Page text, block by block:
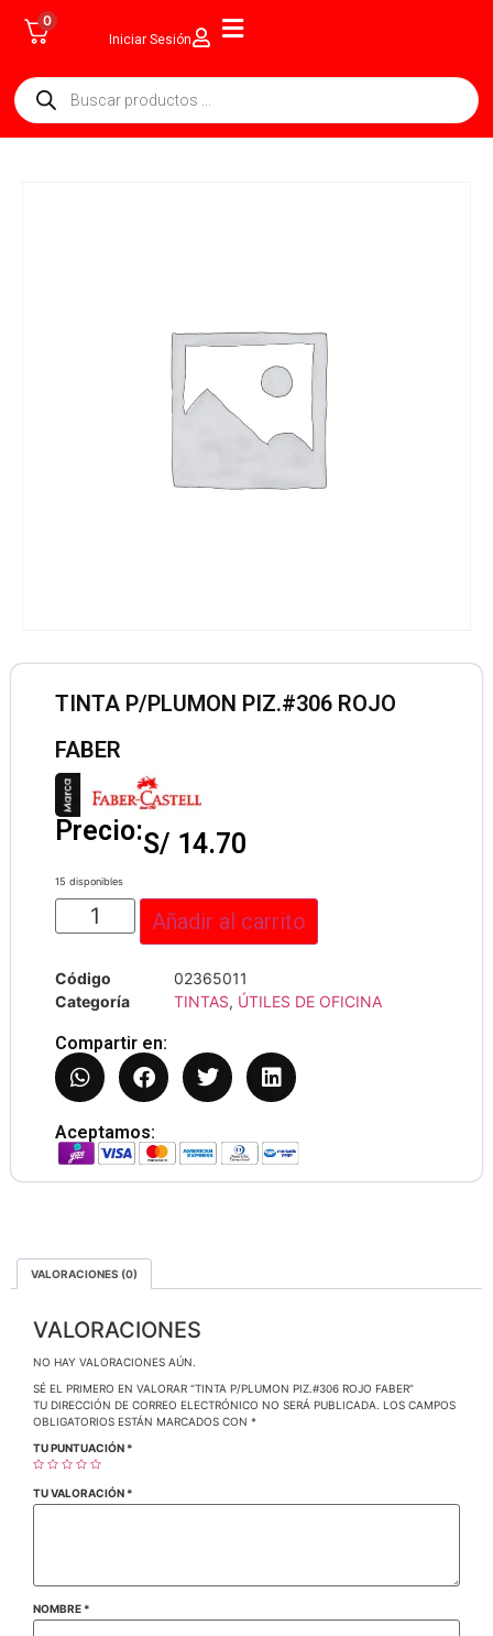
0
Iniciar Sesión
TINTA P/PLUMON PIZ.#306 ROJO
FABER
Precio:S/ 14.70
15 disponibles
Añadir al carrito
Código
02365011
Categoría
TINTAS, ÚTILES DE OFICINA
Compartir en:
Aceptamos:
VALORACIONES (0)
VALORACIONES
NO HAY VALORACIONES AÚN.
SÉ EL PRIMERO EN VALORAR “TINTA P/PLUMON PIZ.#306 ROJO FABER”
TU DIRECCIÓN DE CORREO ELECTRÓNICO NO SERÁ PUBLICADA.
LOS CAMPOS
OBLIGATORIOS ESTÁN MARCADOS CON *
TU PUNTUACIÓN *
TU VALORACIÓN *
NOMBRE *